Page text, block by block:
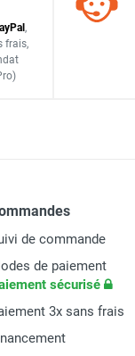
Pal ,
frais,
de commande
de paiement
sécurisé
3x sans frais